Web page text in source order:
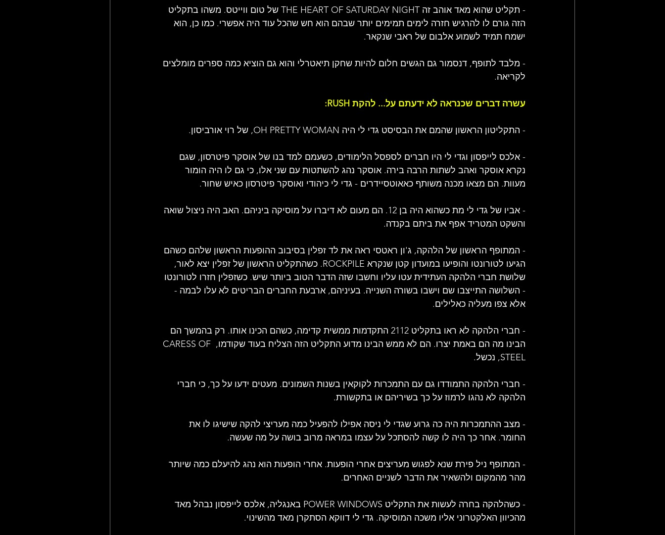
- תקליט שהוא מאד אוהב זה THE HEART OF SATURDAY NIGHT של טום ווייטס. משהו בתקליט
הזה גורם לו להרגיש חזרה לימים תמימים יותר שבהם הוא חש שהכל עוד היה אפשרי. כמו כן, הוא
ישמח תמיד לשמוע אלבום של ראבי שנקאר.
- מלבד לתופף, דנסמור גם הגשים חלום להיות שחקן תיאטרלי והוא גם הוציא כמה ספרים מומלצים
לקריאה.
עשרה דברים שכנראה לא ידעתם על... להקת RUSH:
- התקליטון הראשון שהמם את הבסיסט גדי לי היה OH PRETTY WOMAN, של רוי אורביסון.
- אלכס לייפסון וגדי לי היו חברים לספסל הלימודים, כשעמם למד בנו של אוסקר פיטרסון, שגם
נקרא אוסקר ואהב לשתות הרבה בירה. אוסקר נהג להשתטות עם שני אלו, כי גם לו היה הומור
מעוות. הם מצאו מכנה משותף כאאוטסיידרים - גדי לי כיהודי ואוסקר פיטרסון כאיש שחור.
- אביו של גדי לי מת כשהוא היה בן 12. הם מעום לא דיברו על מוסיקה ביניהם. האב היה ניצול שואה
והשקט המטריד אפף את ביתם בקנדה.
- המתופף הראשון של הלהקה, ג'ון ראטסי ראה את לד זפלין בסיבוב ההופעות הראשון שלהם כשהם
הגיעו לטורונטו והופיעו במועדון קטן שנקרא ROCKPILE. כשהתקליט הראשון של זפלין יצא לאור,
שלושת חברי הלהקה העתידית עטו עליו וחשבו שזה הדבר הטוב ביותר שיש. כשזפלין חזרו לטורונטו
- השלושה התייצבו שם וישבו בשורה השנייה. בעיניהם, ארבעת החברים הבריטים לא עלו לבמה -
אלא צפו מעליה כאלילים.
- חברי הלהקה לא ראו בתקליט 2112 התקדמות ממשית קדימה, כשהם הכינו אותו. רק בהמשך הם
הבינו מה הם באמת יצרו. הם לא ממש הבינו מדוע התקליט הזה הצליח בעוד שקודמו, CARESS OF
STEEL, נכשל.
- חברי הלהקה התמודדו גם עם התמכרות לקוקאין בשנות השמונים. מעטים ידעו על כך, כי חברי
הלהקה לא נהגו לרמוז על כך בשיריהם או בתקשורת.
- מצב ההתמכרות היה כה גרוע שגדי לי ניסה אפילו להפעיל כמה מעריצי להקה שישיגו לו את
החומר. אחר כך היה לו קשה להסתכל על עצמו במראה מרוב בושה על מה שעשה.
- המתופף ניל פירת שנא לפגוש מעריצים אחרי הופעות. אחרי הופעות הוא נהג להיעלם כמה שיותר
מהר מהמקום ולהשאיר את הדבר לשניים האחרים.
- כשהלהקה בחרה לעשות את התקליט POWER WINDOWS באנגליה, אלכס לייפסון נבהל מאד
מהכיוון האלקטרוני אליו משכה המוסיקה. גדי לי דווקא הסתקרן מאד מהשינוי.